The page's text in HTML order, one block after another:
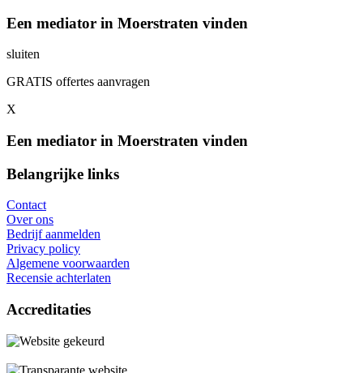
Een mediator in Moerstraten vinden
sluiten
GRATIS offertes aanvragen
X
Een mediator in Moerstraten vinden
Belangrijke links
Contact
Over ons
Bedrijf aanmelden
Privacy policy
Algemene voorwaarden
Recensie achterlaten
Accreditaties